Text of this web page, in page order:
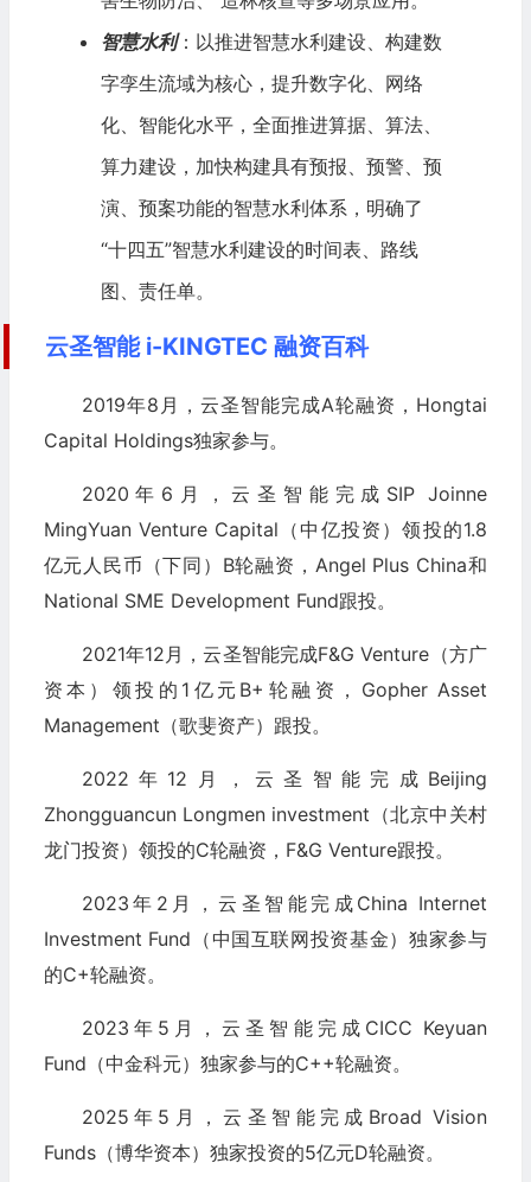
智慧水利：以推进智慧水利建设、构建数
字孪生流域为核心，提升数字化、网络
化、智能化水平，全面推进算据、算法、
算力建设，加快构建具有预报、预警、预
演、预案功能的智慧水利体系，明确了
“十四五”智慧水利建设的时间表、路线
图、责任单。
云圣智能 i-KINGTEC 融资百科
2019年8月，云圣智能完成A轮融资，Hongtai
Capital Holdings独家参与。
2020年6月，云圣智能完成SIP Joinne
MingYuan Venture Capital（中亿投资）领投的1.8
亿元人民币（下同）B轮融资，Angel Plus China和
National SME Development Fund跟投。
2021年12月，云圣智能完成F&G Venture（方广
资本）领投的1亿元B+轮融资，Gopher Asset
Management（歌斐资产）跟投。
2022年12月，云圣智能完成Beijing
Zhongguancun Longmen investment（北京中关村
龙门投资）领投的C轮融资，F&G Venture跟投。
2023年2月，云圣智能完成China Internet
Investment Fund（中国互联网投资基金）独家参与
的C+轮融资。
2023年5月，云圣智能完成CICC Keyuan
Fund（中金科元）独家参与的C++轮融资。
2025年5月，云圣智能完成Broad Vision
Funds（博华资本）独家投资的5亿元D轮融资。